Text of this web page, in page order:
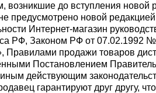
возникшие до вступления новой
предусмотрено новой
Интернет-магазин
РФ, Законом РФ от 07.02.1992
Правилами продажи товаров
Постановлением
действующим
гарантируют друг другу,